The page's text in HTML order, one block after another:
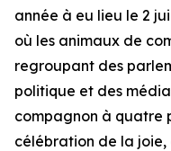
année à eu lieu le 2
où les animaux de
regroupant des
politique et des
compagnon à quatre
célébration de la